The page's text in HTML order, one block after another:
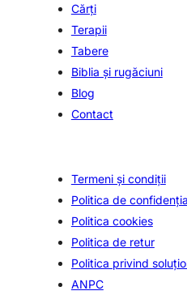
Cărți
Terapii
Tabere
Biblia şi rugăciuni
Blog
Contact
Termeni și condiții
Politica de
Politica cookies
Politica de retur
Politica privind
ANPC